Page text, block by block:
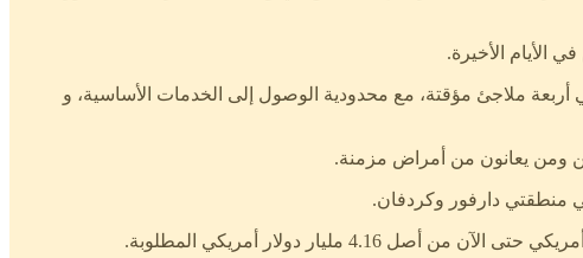
الأيام الأخيرة.
ممن وصلوا إلى الأبيض من الإرهاق والجوع بعد عدة أيام سيرًا على الأقدام، ويقيم حاليًا حوالي 250 نازحًا في أربعة ملاجئ مؤقتة، مع محدودية الوصول إلى الخدمات الأساسية، و
ومن يعانون من أمراض مزمنة.
منطقتي دارفور وكردفان.